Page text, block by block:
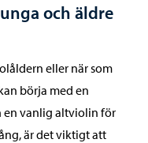
och äldre
eller när som
börja med en
en vanlig altviolin för
är det viktigt att